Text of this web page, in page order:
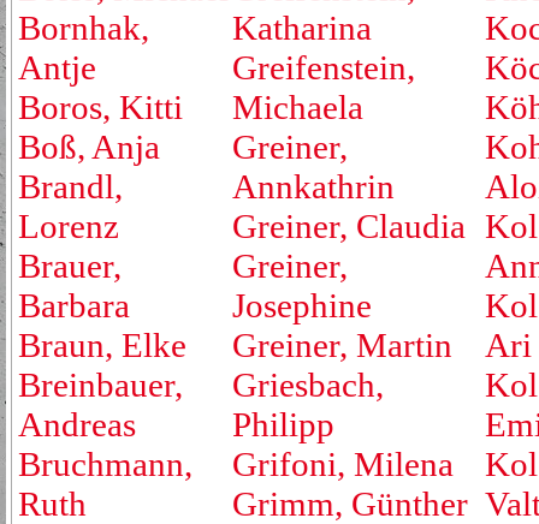
Bornhak,
Antje
Boros, Kitti
Boß, Anja
Brandl,
Lorenz
Brauer,
Barbara
Braun, Elke
Breinbauer,
Andreas
Bruchmann,
Ruth
Katharina
Greifenstein,
Michaela
Greiner,
Annkathrin
Greiner, Claudia
Greiner,
Josephine
Greiner, Martin
Griesbach,
Philipp
Grifoni, Milena
Grimm, Günther
Ari